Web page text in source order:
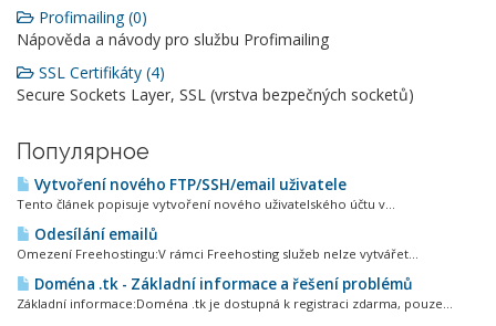
Profimailing (0)
Nápověda a návody pro službu Profimailing
SSL Certifikáty (4)
Secure Sockets Layer, SSL (vrstva bezpečných socketů)
Популярное
Vytvoření nového FTP/SSH/email uživatele
Tento článek popisuje vytvoření nového uživatelského účtu v...
Odesílání emailů
Omezení Freehostingu:V rámci Freehosting služeb nelze vytvářet...
Doména .tk - Základní informace a řešení problémů
Základní informace:Doména .tk je dostupná k registraci zdarma, pouze...